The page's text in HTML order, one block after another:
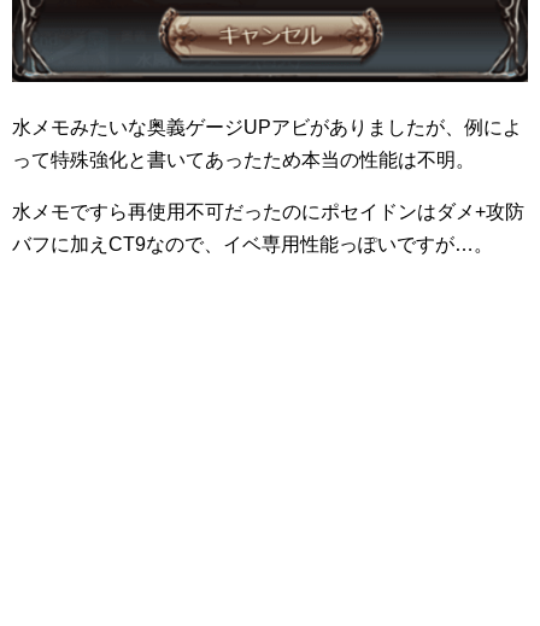
水メモみたいな奥義ゲージUPアビがありましたが、例によ
って特殊強化と書いてあったため本当の性能は不明。
水メモですら再使用不可だったのにポセイドンはダメ+攻防
バフに加えCT9なので、イベ専用性能っぽいですが…。